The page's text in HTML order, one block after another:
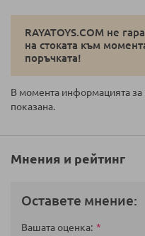
RAYATOYS.COM не
на стоката към
поръчката!
В момента информацията
показана.
Мнения и рейтинг
Оставете мнение:
Вашата оценка